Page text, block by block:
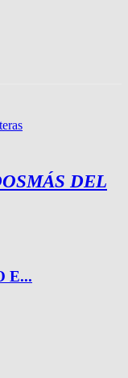
MÁS DEL
E...